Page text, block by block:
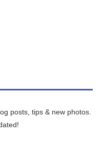
posts, tips & new photos.